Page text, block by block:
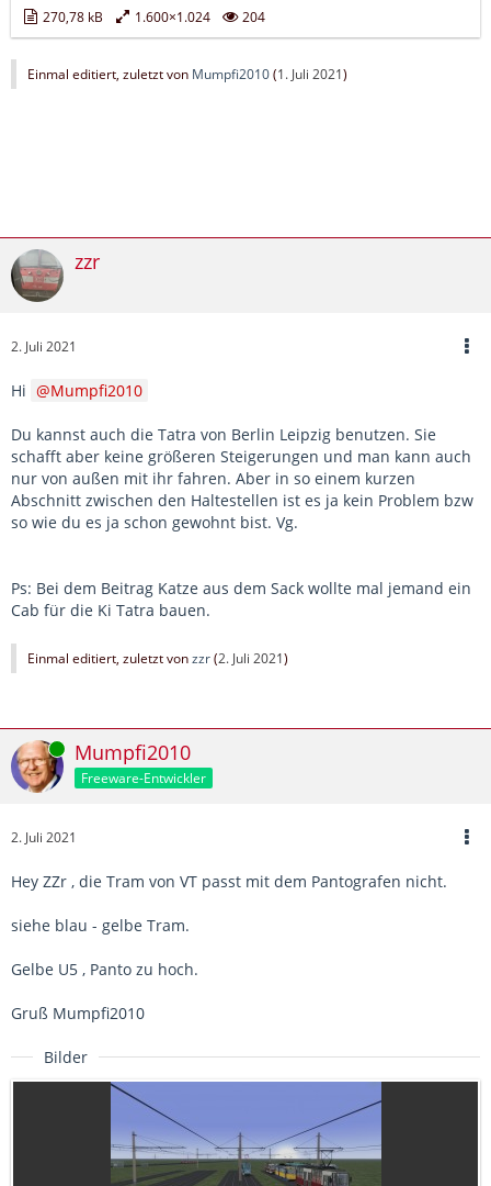
270,78 kB 1.600×1.024 204
Einmal editiert, zuletzt von Mumpfi2010(1. Juli 2021)
zzr
2. Juli 2021
Hi Mumpfi2010
Du kannst auch die Tatra von Berlin Leipzig benutzen. Sie
schafft aber keine größeren Steigerungen und man kann auch
nur von außen mit ihr fahren. Aber in so einem kurzen
Abschnitt zwischen den Haltestellen ist es ja kein Problem bzw
so wie du es ja schon gewohnt bist. Vg.
Ps: Bei dem Beitrag Katze aus dem Sack wollte mal jemand ein
Cab für die Ki Tatra bauen.
Einmal editiert, zuletzt vonzzr(2. Juli 2021)
Online Mumpfi2010
Freeware-Entwickler
2. Juli 2021
Hey ZZr , die Tram von VT passt mit dem Pantografen nicht.
siehe blau - gelbe Tram.
Gelbe U5 , Panto zu hoch.
Gruß Mumpfi2010
Bilder